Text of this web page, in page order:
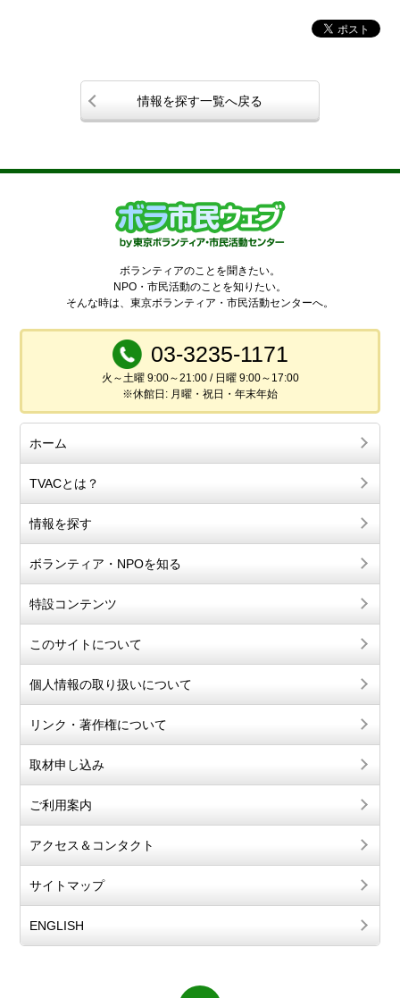
情報を探す一覧へ戻る
ボランティアのことを聞きたい。
NPO・市民活動のことを知りたい。
そんな時は、東京ボランティア・市民活動センターへ。
03-3235-1171
火～土曜 9:00～21:00 / 日曜 9:00～17:00
※休館日: 月曜・祝日・年末年始
ホーム
TVACとは？
情報を探す
ボランティア・NPOを知る
特設コンテンツ
このサイトについて
個人情報の取り扱いについて
リンク・著作権について
取材申し込み
ご利用案内
アクセス＆コンタクト
サイトマップ
ENGLISH